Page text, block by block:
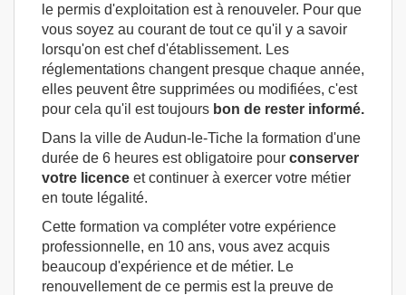
le permis d'exploitation est à renouveler. Pour que
vous soyez au courant de tout ce qu'il y a savoir
lorsqu'on est chef d'établissement. Les
réglementations changent presque chaque année,
elles peuvent être supprimées ou modifiées, c'est
pour cela qu'il est toujours bon de rester informé.
Dans la ville de Audun-le-Tiche la formation d'une
durée de 6 heures est obligatoire pour conserver
votre licence et continuer à exercer votre métier
en toute légalité.
Cette formation va compléter votre expérience
professionnelle, en 10 ans, vous avez acquis
beaucoup d'expérience et de métier. Le
renouvellement de ce permis est la preuve de